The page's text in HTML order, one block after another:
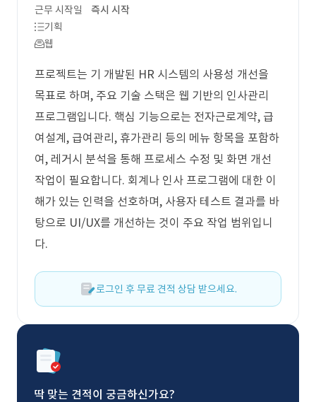
근무 시작일
즉시 시작
기획
웹
프로젝트는 기 개발된 HR 시스템의 사용성 개선을
목표로 하며, 주요 기술 스택은 웹 기반의 인사관리
프로그램입니다. 핵심 기능으로는 전자근로계약, 급
여설계, 급여관리, 휴가관리 등의 메뉴 항목을 포함하
여, 레거시 분석을 통해 프로세스 수정 및 화면 개선
작업이 필요합니다. 회계나 인사 프로그램에 대한 이
해가 있는 인력을 선호하며, 사용자 테스트 결과를 바
탕으로 UI/UX를 개선하는 것이 주요 작업 범위입니
다.
로그인 후 무료 견적 상담 받으세요.
딱 맞는 견적이 궁금하신가요?